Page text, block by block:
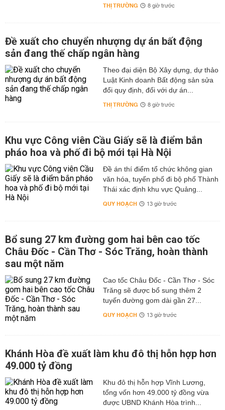
THỊ TRƯỜNG 8 giờ trước
Đề xuất cho chuyển nhượng dự án bất động
sản đang thế chấp ngân hàng
Theo đại diện Bộ Xây dựng, dự thảo
Luật Kinh doanh Bất động sản sửa
đổi quy định, đối với dự án...
THỊ TRƯỜNG 8 giờ trước
Khu vực Công viên Cầu Giấy sẽ là điểm bắn
pháo hoa và phố đi bộ mới tại Hà Nội
Đề án thí điểm tổ chức không gian
văn hóa, tuyến phố đi bộ phố Thành
Thái xác định khu vực Quảng...
QUY HOẠCH 13 giờ trước
Bổ sung 27 km đường gom hai bên cao tốc
Châu Đốc - Cần Thơ - Sóc Trăng, hoàn thành
sau một năm
Cao tốc Châu Đốc - Cần Thơ - Sóc
Trăng sẽ được bổ sung thêm 2
tuyến đường gom dài gần 27...
QUY HOẠCH 13 giờ trước
Khánh Hòa đề xuất làm khu đô thị hỗn hợp hơn
49.000 tỷ đồng
Khu đô thị hỗn hợp Vĩnh Lương,
tổng vốn hơn 49.000 tỷ đồng vừa
được UBND Khánh Hòa trình...